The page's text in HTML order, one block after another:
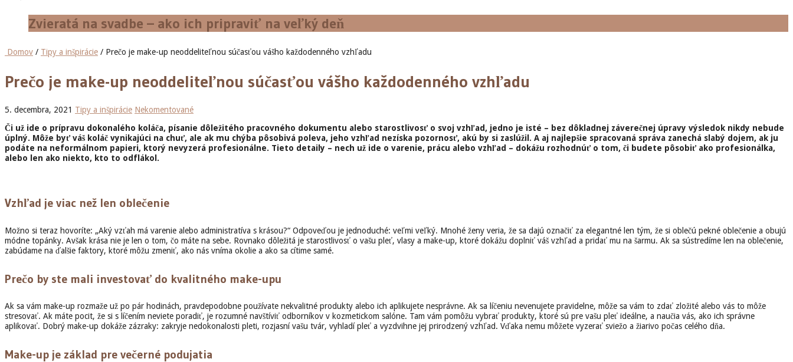
Zvieratá na svadbe – ako ich pripraviť na veľký deň
Domov / Tipy a inšpirácie / Prečo je make-up neoddeliteľnou súčasťou vášho každodenného vzhľadu
Prečo je make-up neoddeliteľnou súčasťou vášho každodenného vzhľadu
5. decembra, 2021 Tipy a inšpirácie Nekomentované
Či už ide o prípravu dokonalého koláča, písanie dôležitého pracovného dokumentu alebo starostlivosť o svoj vzhľad, jedno je isté – bez dôkladnej záverečnej úpravy výsledok nikdy nebude
úplný. Môže byť váš koláč vynikajúci na chuť, ale ak mu chýba pôsobivá poleva, jeho vzhľad nezíska pozornosť, akú by si zaslúžil. A aj najlepšie spracovaná správa zanechá slabý dojem, ak ju
podáte na neformálnom papieri, ktorý nevyzerá profesionálne. Tieto detaily – nech už ide o varenie, prácu alebo vzhľad – dokážu rozhodnúť o tom, či budete pôsobiť ako profesionálka,
alebo len ako niekto, kto to odflákol.
Vzhľad je viac než len oblečenie
Možno si teraz hovoríte: „Aký vzťah má varenie alebo administratíva s krásou?“ Odpoveďou je jednoduché: veľmi veľký. Mnohé ženy veria, že sa dajú označiť za elegantné len tým, že si oblečú pekné oblečenie a obujú
módne topánky. Avšak krása nie je len o tom, čo máte na sebe. Rovnako dôležitá je starostlivosť o vašu pleť, vlasy a make-up, ktoré dokážu doplniť váš vzhľad a pridať mu na šarmu. Ak sa sústredíme len na oblečenie,
zabúdame na ďalšie faktory, ktoré môžu zmeniť, ako nás vníma okolie a ako sa cítime samé.
Prečo by ste mali investovať do kvalitného make-upu
Ak sa vám make-up rozmaže už po pár hodinách, pravdepodobne používate nekvalitné produkty alebo ich aplikujete nesprávne. Ak sa líčeniu nevenujete pravidelne, môže sa vám to zdať zložité alebo vás to môže
stresovať. Ak máte pocit, že si s líčením neviete poradiť, je rozumné navštíviť odborníkov v kozmetickom salóne. Tam vám pomôžu vybrať produkty, ktoré sú pre vašu pleť ideálne, a naučia vás, ako ich správne
aplikovať. Dobrý make-up dokáže zázraky: zakryje nedokonalosti pleti, rozjasní vašu tvár, vyhladí pleť a vyzdvihne jej prirodzený vzhľad. Vďaka nemu môžete vyzerať sviežo a žiarivo počas celého dňa.
Make-up je základ pre večerné podujatia